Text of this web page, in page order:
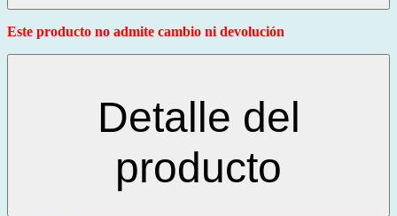
Este producto no admite cambio ni devolución
Detalle del
producto